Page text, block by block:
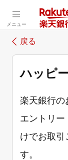
メニュー
戻る
ハッピ
楽天銀行の
エントリー
けでお取引
す。